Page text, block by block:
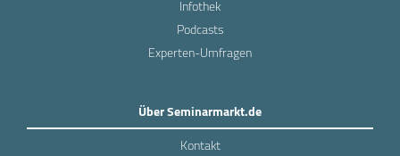
Infothek
Podcasts
Experten-Umfragen
Über Seminarmarkt.de
Kontakt